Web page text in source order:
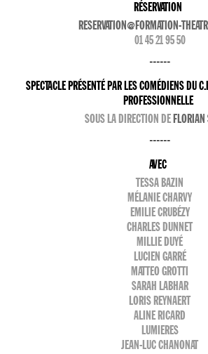
RÉSERVATION
RESERVATION@FORMATION-
01 45 21 95 50
------
SPECTACLE PRÉSENTÉ PAR LES COMÉDIENS DU
PROFESSIONNELLE
SOUS LA DIRECTION DE
------
AVEC
TESSA BAZIN
MÉLANIE CHARVY
EMILIE CRUBÉZY
CHARLES DUNNET
MILLIE DUYÉ
LUCIEN GARRÉ
MATTEO GROTTI
SARAH LABHAR
LORIS REYNAERT
ALINE RICARD
LUMIERES
JEAN-LUC CHANONAT